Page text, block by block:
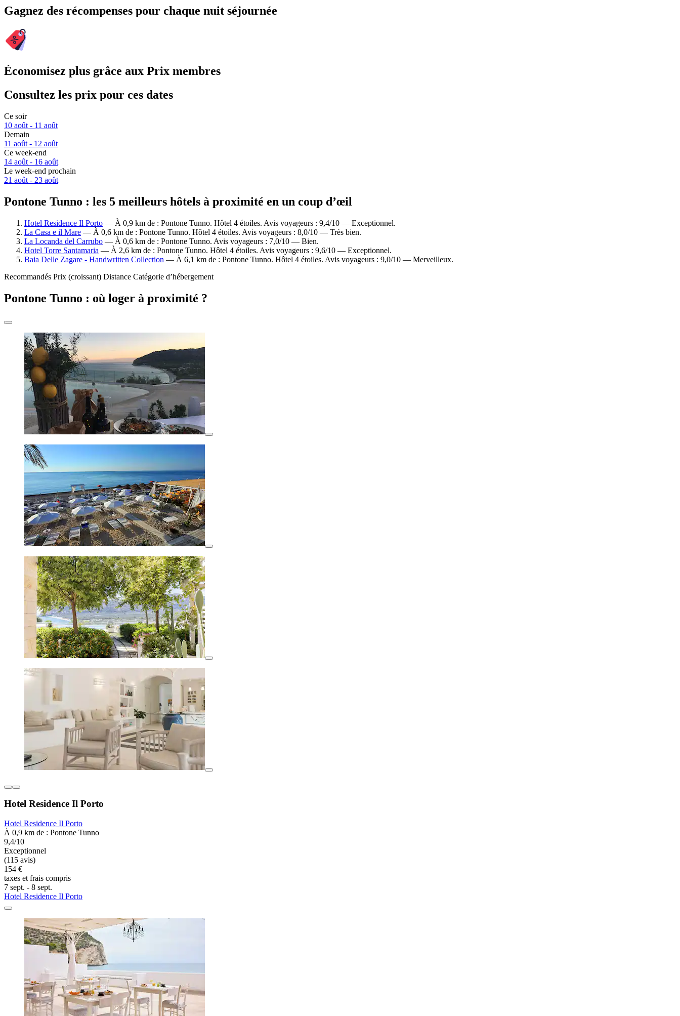
Gagnez des récompenses pour chaque nuit séjournée
Économisez plus grâce aux Prix membres
Consultez les prix pour ces dates
Ce soir
10 août - 11 août
Demain
11 août - 12 août
Ce week-end
14 août - 16 août
Le week-end prochain
21 août - 23 août
Pontone Tunno : les 5 meilleurs hôtels à proximité en un coup d’œil
Hotel Residence Il Porto — À 0,9 km de : Pontone Tunno. Hôtel 4 étoiles. Avis voyageurs : 9,4/10 — Exceptionnel.
La Casa e il Mare — À 0,6 km de : Pontone Tunno. Hôtel 4 étoiles. Avis voyageurs : 8,0/10 — Très bien.
La Locanda del Carrubo — À 0,6 km de : Pontone Tunno. Avis voyageurs : 7,0/10 — Bien.
Hotel Torre Santamaria — À 2,6 km de : Pontone Tunno. Hôtel 4 étoiles. Avis voyageurs : 9,6/10 — Exceptionnel.
Baia Delle Zagare - Handwritten Collection — À 6,1 km de : Pontone Tunno. Hôtel 4 étoiles. Avis voyageurs : 9,0/10 — Merveilleux.
Recommandés Prix (croissant) Distance Catégorie d’hébergement
Pontone Tunno : où loger à proximité ?
Hotel Residence Il Porto
Hotel Residence Il Porto
À 0,9 km de : Pontone Tunno
9,4/10
Exceptionnel
(115 avis)
154 €
taxes et frais compris
7 sept. - 8 sept.
Hotel Residence Il Porto